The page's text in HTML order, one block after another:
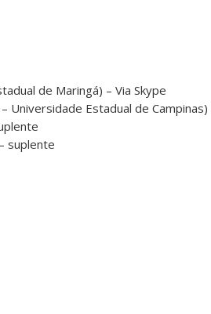
de Maringá) – Via Skype
Universidade Estadual de Campinas)
suplente